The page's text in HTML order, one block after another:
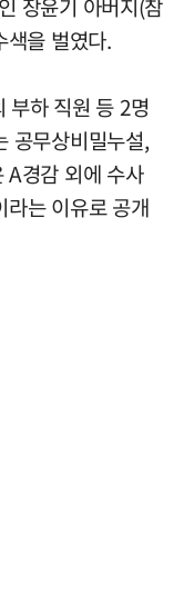
장윤기 아버지(참
색을 벌였다.
부하 직원 등 2명
공무상비밀누설,
A경감 외에 수사
라는 이유로 공개